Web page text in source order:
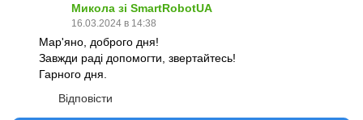
Микола зі SmartRobotUA
16.03.2024 в 14:38
Мар'яно, доброго дня!
Завжди раді допомогти, звертайтесь!
Гарного дня.
Відповісти